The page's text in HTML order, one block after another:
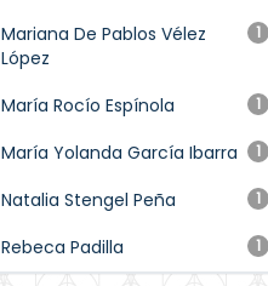
1
Mariana De Pablos Vélez
López
1
María Rocío Espínola
1
María Yolanda García Ibarra
1
Natalia Stengel Peña
1
Rebeca Padilla